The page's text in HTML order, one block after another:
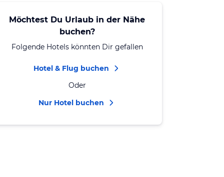
Möchtest Du Urlaub in der Nähe
buchen?
Folgende Hotels könnten Dir gefallen
Hotel & Flug buchen
Oder
Nur Hotel buchen